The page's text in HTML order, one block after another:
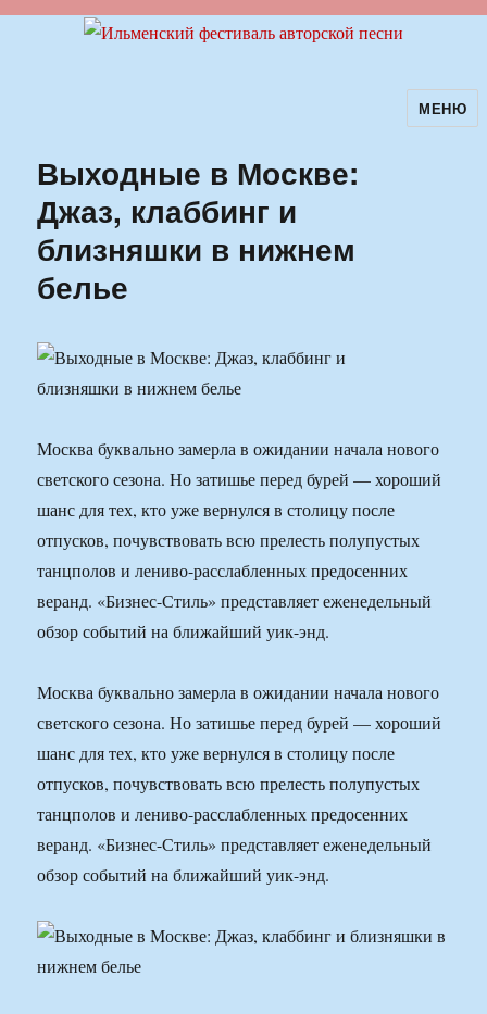
Ильменский фестиваль авторскойМЕНЮ
Выходные в Москве:
Джаз, клаббинг и
близняшки в нижнем
белье
Москва буквально замерла в ожидании начала нового
светского сезона. Но затишье перед бурей — хороший
шанс для тех, кто уже вернулся в столицу после
отпусков, почувствовать всю прелесть полупустых
танцполов и лениво-расслабленных предосенних
веранд. «Бизнес-Стиль» представляет еженедельный
обзор событий на ближайший уик-энд.
Москва буквально замерла в ожидании начала нового
светского сезона. Но затишье перед бурей — хороший
шанс для тех, кто уже вернулся в столицу после
отпусков, почувствовать всю прелесть полупустых
танцполов и лениво-расслабленных предосенних
веранд. «Бизнес-Стиль» представляет еженедельный
обзор событий на ближайший уик-энд.